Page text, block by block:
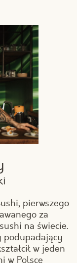
pierwszego
za
na świecie.
podupadający
w jeden
w Polsce